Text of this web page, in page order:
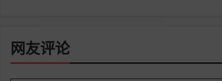
网友评论